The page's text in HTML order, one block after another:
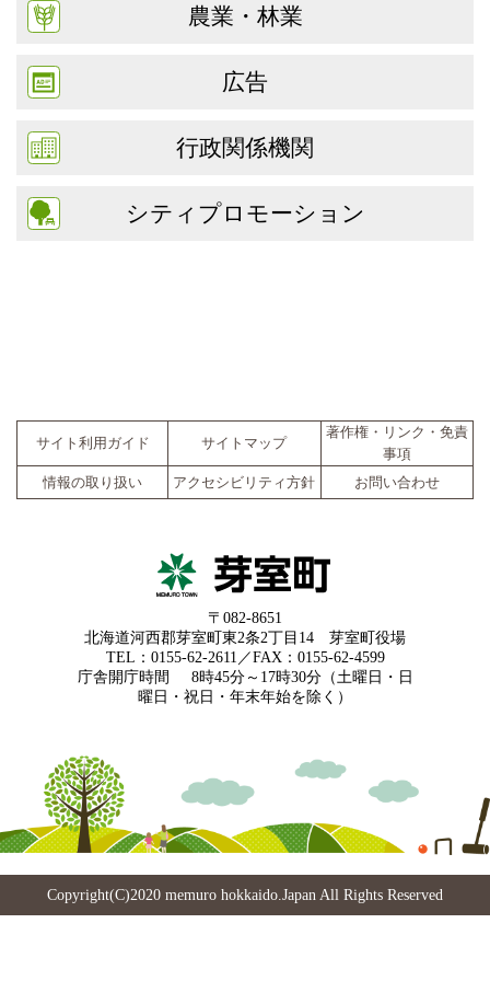
農業・林業
広告
行政関係機関
シティプロモーション
サイト利用ガイド サイトマップ
著作権・リンク・免責
事項
情報の取り扱い
アクセシビリティ方針 お問い合わせ
〒082-8651
北海道河西郡芽室町東2条2丁目14 芽室町役場
TEL：0155-62-2611／FAX：0155-62-4599
庁舎開庁時間
8時45分～17時30分（土曜日・日
曜日・祝日・年末年始を除く）
Copyright(C)2020 memuro hokkaido.Japan All Rights Reserved